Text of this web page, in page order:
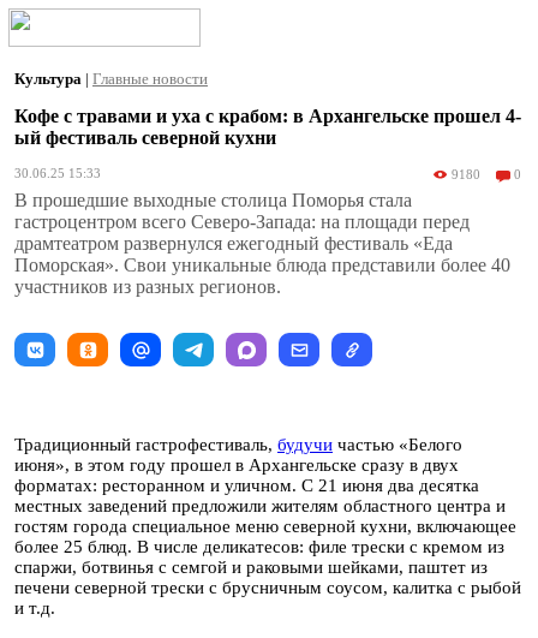
Культура | Главные новости
Кофе с травами и уха с крабом: в Архангельске прошел 4-
ый фестиваль северной кухни
30.06.25 15:33 9180 0
В прошедшие выходные столица Поморья стала
гастроцентром всего Северо-Запада: на площади перед
драмтеатром развернулся ежегодный фестиваль «Еда
Поморская». Свои уникальные блюда представили более 40
участников из разных регионов.
Традиционный гастрофестиваль, будучи частью «Белого
июня», в этом году прошел в Архангельске сразу в двух
форматах: ресторанном и уличном. С 21 июня два десятка
местных заведений предложили жителям областного центра и
гостям города специальное меню северной кухни, включающее
более 25 блюд. В числе деликатесов: филе трески с кремом из
спаржи, ботвинья с семгой и раковыми шейками, паштет из
печени северной трески с брусничным соусом, калитка с рыбой
и т.д.